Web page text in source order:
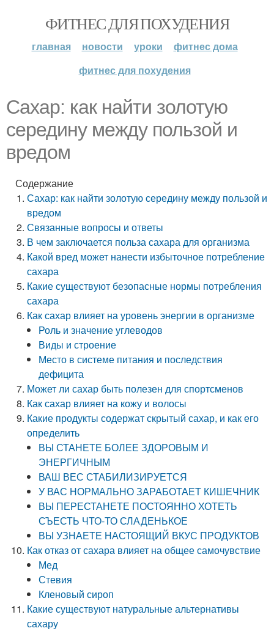
ФИТНЕС ДЛЯ ПОХУДЕНИЯ
главная новости уроки
фитнес дома
фитнес для похудения
Сахар: как найти золотую
середину между пользой и
вредом
Содержание
Сахар: как найти золотую середину между пользой и
вредом
Связанные вопросы и ответы
В чем заключается польза сахара для организма
Какой вред может нанести избыточное потребление
сахара
Какие существуют безопасные нормы потребления
сахара
Как сахар влияет на уровень энергии в организме
Роль и значение углеводов
Виды и строение
Место в системе питания и последствия
дефицита
Может ли сахар быть полезен для спортсменов
Как сахар влияет на кожу и волосы
Какие продукты содержат скрытый сахар, и как его
определить
ВЫ СТАНЕТЕ БОЛЕЕ ЗДОРОВЫМ И
ЭНЕРГИЧНЫМ
ВАШ ВЕС СТАБИЛИЗИРУЕТСЯ
У ВАС НОРМАЛЬНО ЗАРАБОТАЕТ КИШЕЧНИК
ВЫ ПЕРЕСТАНЕТЕ ПОСТОЯННО ХОТЕТЬ
СЪЕСТЬ ЧТО-ТО СЛАДЕНЬКОЕ
ВЫ УЗНАЕТЕ НАСТОЯЩИЙ ВКУС ПРОДУКТОВ
Как отказ от сахара влияет на общее самочувствие
Мед
Стевия
Кленовый сироп
Какие существуют натуральные альтернативы
сахару